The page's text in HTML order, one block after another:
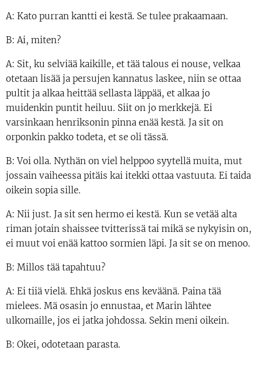
A: Kato purran kantti ei kestä. Se tulee prakaamaan.
B: Ai, miten?
A: Sit, ku selviää kaikille, et tää talous ei nouse, velkaa
otetaan lisää ja persujen kannatus laskee, niin se ottaa
pultit ja alkaa heittää sellasta läppää, et alkaa jo
muidenkin puntit heiluu. Siit on jo merkkejä. Ei
varsinkaan henriksonin pinna enää kestä. Ja sit on
orponkin pakko todeta, et se oli tässä.
B: Voi olla. Nythän on viel helppoo syytellä muita, mut
jossain vaiheessa pitäis kai itekki ottaa vastuuta. Ei taida
oikein sopia sille.
A: Nii just. Ja sit sen hermo ei kestä. Kun se vetää alta
riman jotain shaissee tvitterissä tai mikä se nykyisin on,
ei muut voi enää kattoo sormien läpi. Ja sit se on menoo.
B: Millos tää tapahtuu?
A: Ei tiiä vielä. Ehkä joskus ens keväänä. Paina tää
mielees. Mä osasin jo ennustaa, et Marin lähtee
ulkomaille, jos ei jatka johdossa. Sekin meni oikein.
B: Okei, odotetaan parasta.